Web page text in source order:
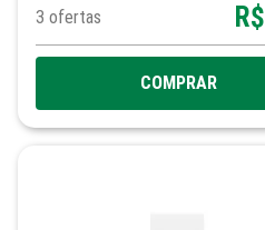
3 ofertas R$
COMPRAR